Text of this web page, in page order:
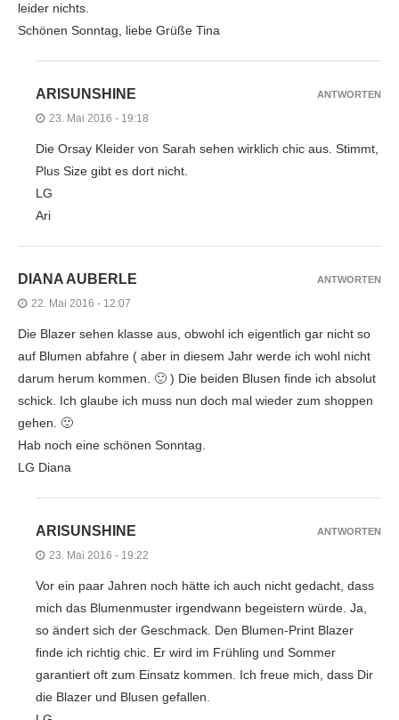
leider nichts.
Schönen Sonntag, liebe Grüße Tina
ARISUNSHINE
23. Mai 2016 - 19:18
Die Orsay Kleider von Sarah sehen wirklich chic aus. Stimmt,
Plus Size gibt es dort nicht.
LG
Ari
ANTWORTEN
DIANA AUBERLE
22. Mai 2016 - 12:07
Die Blazer sehen klasse aus, obwohl ich eigentlich gar nicht so
auf Blumen abfahre ( aber in diesem Jahr werde ich wohl nicht
darum herum kommen. 🙂 ) Die beiden Blusen finde ich absolut
schick. Ich glaube ich muss nun doch mal wieder zum shoppen
gehen. 🙂
Hab noch eine schönen Sonntag.
LG Diana
ANTWORTEN
ARISUNSHINE
23. Mai 2016 - 19:22
Vor ein paar Jahren noch hätte ich auch nicht gedacht, dass
mich das Blumenmuster irgendwann begeistern würde. Ja,
so ändert sich der Geschmack. Den Blumen-Print Blazer
finde ich richtig chic. Er wird im Frühling und Sommer
garantiert oft zum Einsatz kommen. Ich freue mich, dass Dir
die Blazer und Blusen gefallen.
ANTWORTEN